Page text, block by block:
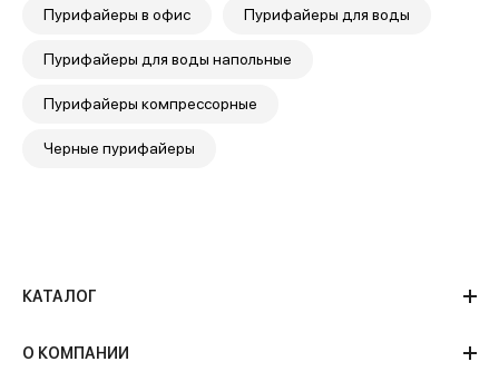
Кейс: Мерседес-Бенц.
Пурифайеры в офис Пурифайеры для воды
Пурифайеры для воды напольные
Пурифайеры компрессорные
Черные пурифайеры
КАТАЛОГ
О КОМПАНИИ